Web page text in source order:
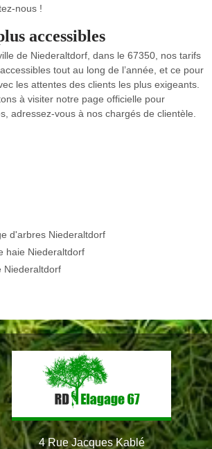
nous !
accessibles
de Niederaltdorf, dans le 67350, nos tarifs
tout au long de l’année, et ce pour
les attentes des clients les plus exigeants.
à visiter notre page officielle pour
adressez-vous à nos chargés de clientèle.
d'arbres Niederaltdorf
haie Niederaltdorf
Niederaltdorf
4 Rue Jacques Kablé